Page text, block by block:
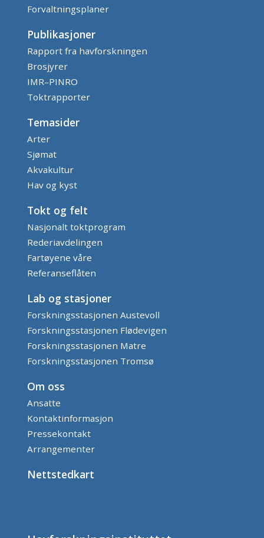
Forvaltningsplaner
Publikasjoner
Rapport fra havforskningen
Brosjyrer
IMR–PINRO
Toktrapporter
Temasider
Arter
Sjømat
Akvakultur
Hav og kyst
Tokt og felt
Nasjonalt toktprogram
Rederiavdelingen
Fartøyene våre
Referanseflåten
Lab og stasjoner
Forskningsstasjonen Austevoll
Forskningsstasjonen Flødevigen
Forskningsstasjonen Matre
Forskningsstasjonen Tromsø
Om oss
Ansatte
Kontaktinformasjon
Pressekontakt
Arrangementer
Nettstedkart